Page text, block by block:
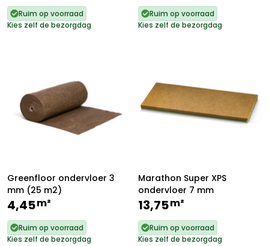
Ruim op voorraad
Kies zelf de bezorgdag
Ruim op voorraad
Kies zelf de bezorgdag
Greenfloor ondervloer 3
mm (25 m2)
4,45m²
Ruim op voorraad
Kies zelf de bezorgdag
Marathon Super XPS
ondervloer 7 mm
13,75m²
Ruim op voorraad
Kies zelf de bezorgdag